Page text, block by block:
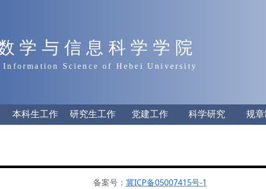
学与信息科学学院
Information Science of Hebei University
本科生工作 研究生工作 党建工作 科学研究 规
备案号： 冀ICP备05007415号-1